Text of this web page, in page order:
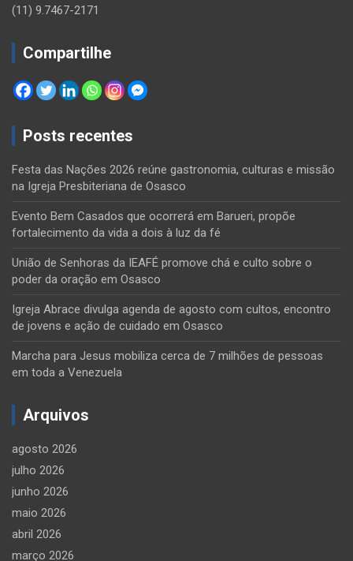
(11) 9.7467-2171
Compartilhe
Posts recentes
Festa das Nações 2026 reúne gastronomia, culturas e missão
na Igreja Presbiteriana de Osasco
Evento Bem Casados que ocorrerá em Barueri, propõe
fortalecimento da vida a dois à luz da fé
União de Senhoras da IEAFÉ promove chá e culto sobre o
poder da oração em Osasco
Igreja Abrace divulga agenda de agosto com cultos, encontro
de jovens e ação de cuidado em Osasco
Marcha para Jesus mobiliza cerca de 7 milhões de pessoas
em toda a Venezuela
Arquivos
agosto 2026
julho 2026
junho 2026
maio 2026
abril 2026
março 2026